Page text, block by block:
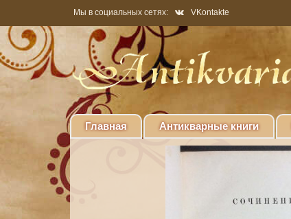
Мы в социальных сетях: VKontakte
Главная Антикварные книги